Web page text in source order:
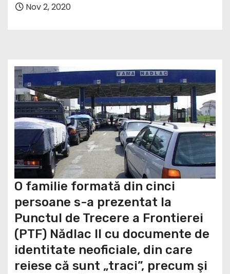
Nov 2, 2020
O familie formată din cinci
persoane s-a prezentat la
Punctul de Trecere a Frontierei
(PTF) Nădlac II cu documente de
identitate neoficiale, din care
reiese că sunt „traci”, precum şi